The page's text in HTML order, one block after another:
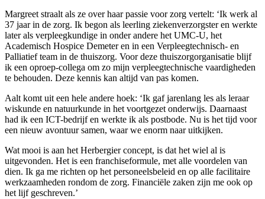
Margreet straalt als ze over haar passie voor zorg vertelt: ‘Ik werk al
37 jaar in de zorg. Ik begon als leerling ziekenverzorgster en werkte
later als verpleegkundige in onder andere het UMC-U, het
Academisch Hospice Demeter en in een Verpleegtechnisch- en
Palliatief team in de thuiszorg. Voor deze thuiszorgorganisatie blijf
ik een oproep-collega om zo mijn verpleegtechnische vaardigheden
te behouden. Deze kennis kan altijd van pas komen.
Aalt komt uit een hele andere hoek: ‘Ik gaf jarenlang les als leraar
wiskunde en natuurkunde in het voortgezet onderwijs. Daarnaast
had ik een ICT-bedrijf en werkte ik als postbode. Nu is het tijd voor
een nieuw avontuur samen, waar we enorm naar uitkijken.
Wat mooi is aan het Herbergier concept, is dat het wiel al is
uitgevonden. Het is een franchiseformule, met alle voordelen van
dien. Ik ga me richten op het personeelsbeleid en op alle facilitaire
werkzaamheden rondom de zorg. Financiële zaken zijn me ook op
het lijf geschreven.’